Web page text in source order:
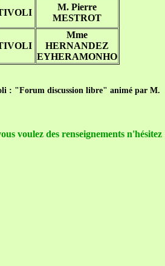
M. Pierre
MESTROT
Mme
HERNANDEZ
EYHERAMONHO
: "Forum discussion libre" animé par M.
voulez des renseignements n'hésitez